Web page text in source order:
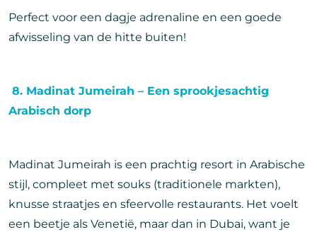
Perfect voor een dagje adrenaline en een goede
afwisseling van de hitte buiten!
8. Madinat Jumeirah – Een sprookjesachtig
Arabisch dorp
Madinat Jumeirah is een prachtig resort in Arabische
stijl, compleet met souks (traditionele markten),
knusse straatjes en sfeervolle restaurants. Het voelt
een beetje als Venetië, maar dan in Dubai, want je